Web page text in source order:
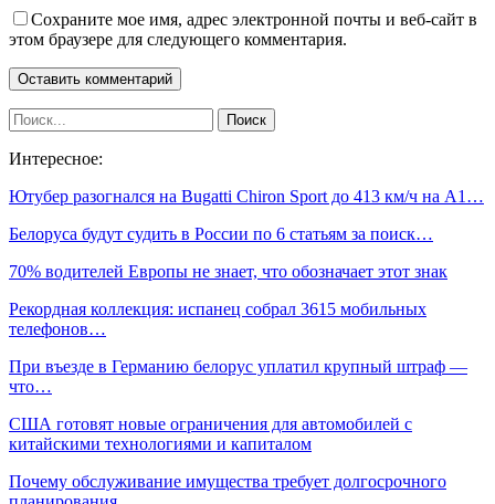
Сохраните мое имя, адрес электронной почты и веб-сайт в
этом браузере для следующего комментария.
Интересное:
Ютубер разогнался на Bugatti Chiron Sport до 413 км/ч на А1…
Белоруса будут судить в России по 6 статьям за поиск…
70% водителей Европы не знает, что обозначает этот знак
Рекордная коллекция: испанец собрал 3615 мобильных
телефонов…
При въезде в Германию белорус уплатил крупный штраф —
что…
США готовят новые ограничения для автомобилей с
китайскими технологиями и капиталом
Почему обслуживание имущества требует долгосрочного